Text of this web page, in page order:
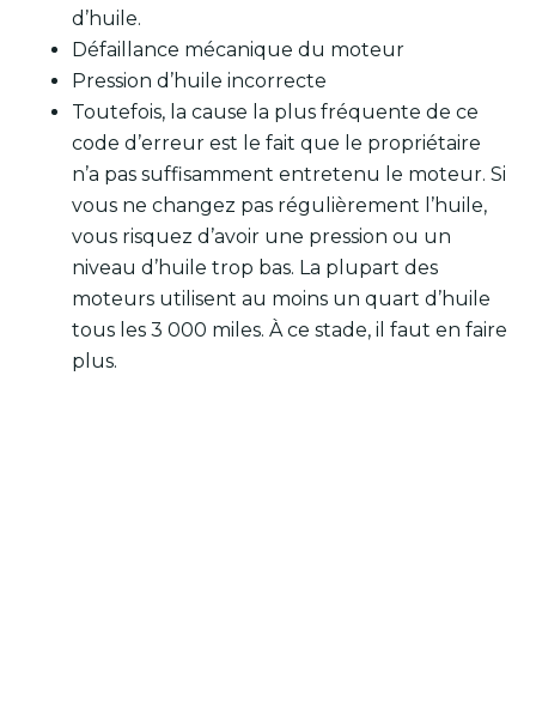
d’huile.
Défaillance mécanique du moteur
Pression d’huile incorrecte
Toutefois, la cause la plus fréquente de ce
code d’erreur est le fait que le propriétaire
n’a pas suffisamment entretenu le moteur. Si
vous ne changez pas régulièrement l’huile,
vous risquez d’avoir une pression ou un
niveau d’huile trop bas. La plupart des
moteurs utilisent au moins un quart d’huile
tous les 3 000 miles. À ce stade, il faut en faire
plus.